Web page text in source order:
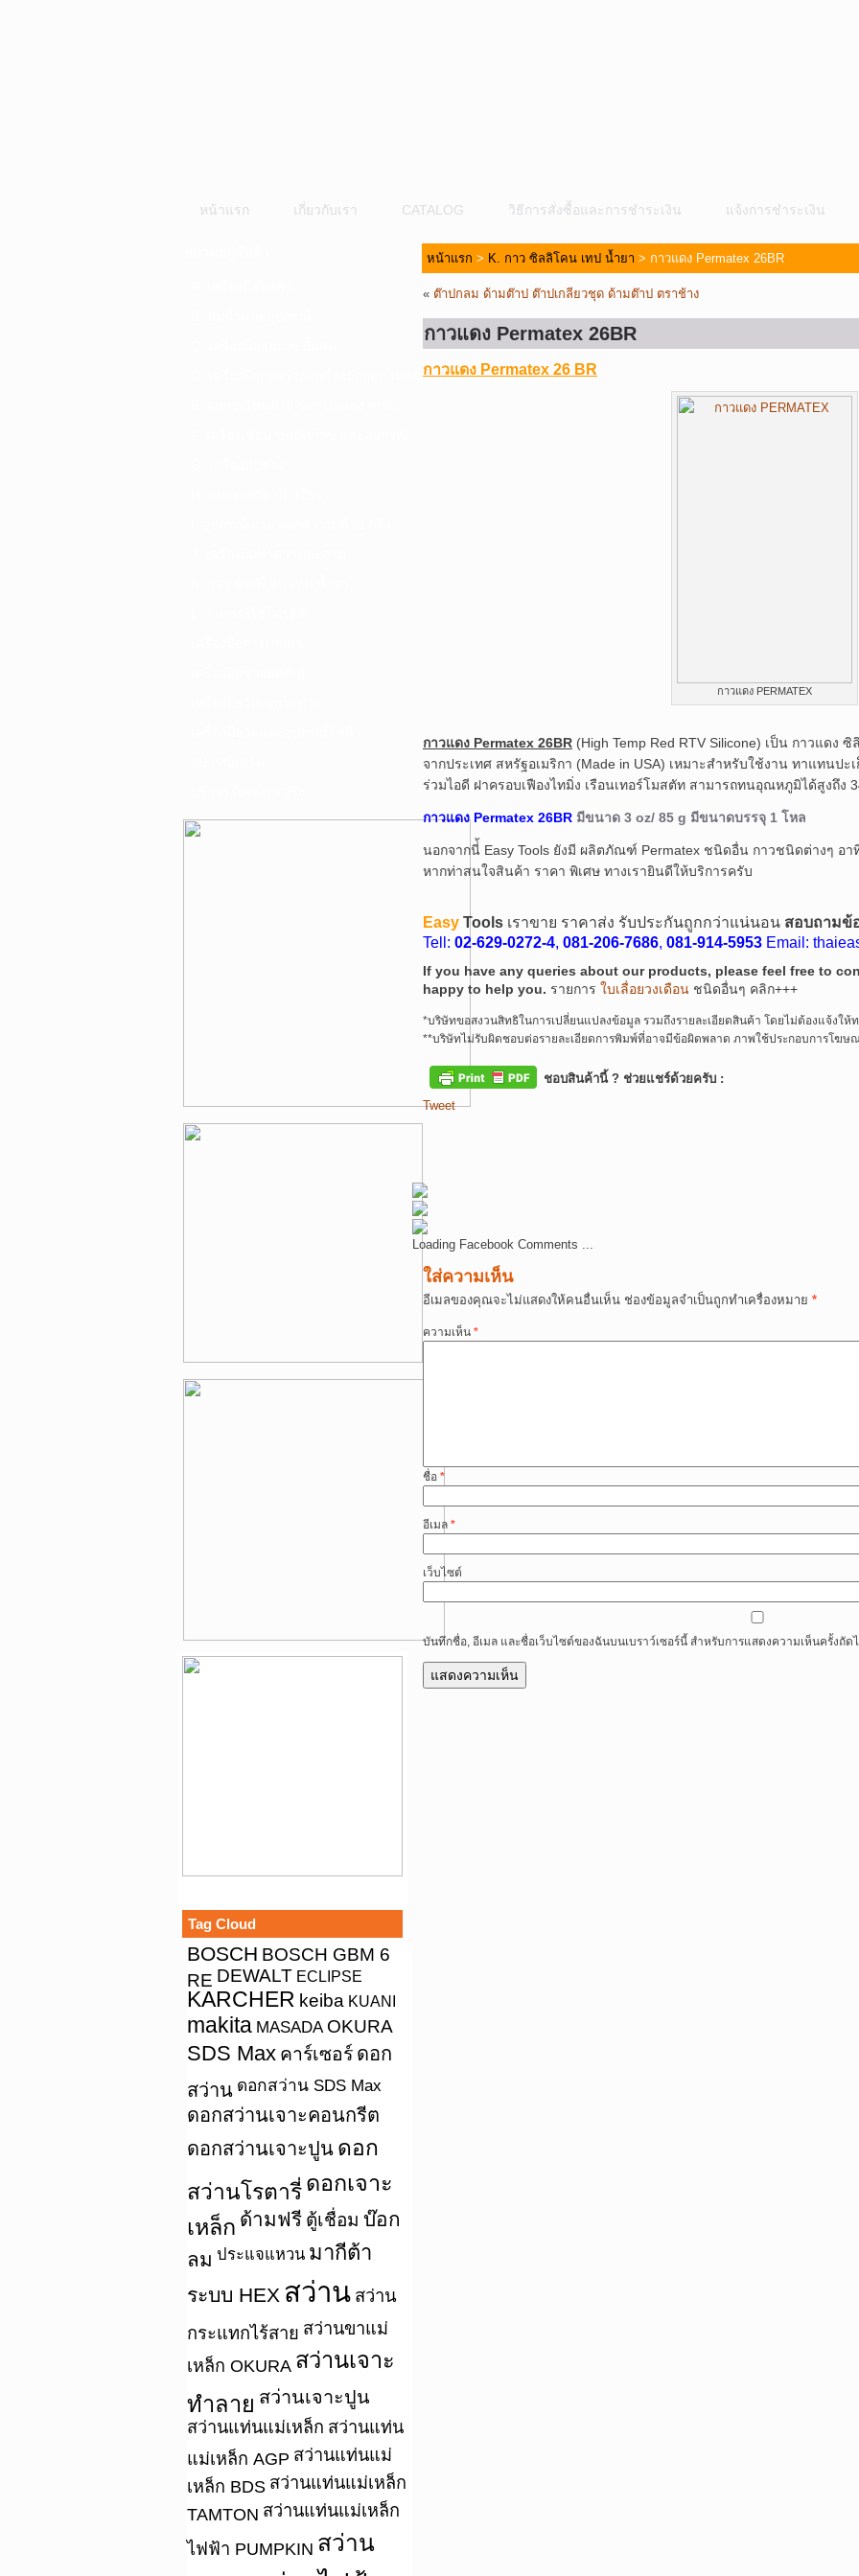
หน้าแรก เกี่ยวกับเรา CATALOG วิธีการสั่งซื้อและการชำระเงิน แจ้งการชำระเงิน
D. เครื่องมือก่อสร้าง-เครื่องมืออุตสาหกรรม
Tag Cloud
BOSCH BOSCH GBM 6
RE DEWALT ECLIPSE
KARCHER keiba KUANI
makita MASADA OKURA
SDS Max คาร์เซอร์ ดอก
สว่าน ดอกสว่าน SDS Max
ดอกสว่านเจาะคอนกรีต
ดอกสว่านเจาะปูน ดอก
สว่านโรตารี่ ดอกเจาะ
เหล็ก ด้ามฟรี ตู้เชื่อม บ๊อก
ลม ประแจแหวน มากีต้า
ระบบ HEX สว่าน สว่าน
กระแทกไร้สาย สว่านขาแม่
เหล็ก OKURA สว่านเจาะ
ทำลาย สว่านเจาะปูน
สว่านแท่นแม่เหล็ก สว่านแท่น
แม่เหล็ก AGP สว่านแท่นแม่
เหล็ก BDS สว่านแท่นแม่เหล็ก
TAMTON สว่านแท่นแม่เหล็ก
ไฟฟ้า PUMPKIN สว่าน
หน้าแรก > K. กาว ซิลลิโคน เทป น้ำยา > กาวแดง Permatex 26BR
« ต๊าปกลม ด้ามต๊าป ต๊าปเกลียวชุด ด้ามต๊าป ตราช้าง
กาวแดง Permatex 26BR
กาวแดง Permatex 26 BR
กาวแดง PERMATEX
กาวแดง Permatex 26BR (High Temp Red RTV Silicone) เป็น กาวแด
จากประเทศ สหรัฐอเมริกา (Made in USA) เหมาะสำหรับใช้งาน ทาแทนป
ร่วมไอดี ฝาครอบเฟืองไทมิ่ง เรือนเทอร์โมสตัท สามารถทนอุณหภูมิได้สูงถึง
กาวแดง Permatex 26BR มีขนาด 3 oz/ 85 g มีขนาดบรรจุ 1 โหล
นอกจากนี่้ Easy Tools ยังมี ผลิตภัณฑ์ Permatex ชนิดอื่น กาวชนิดต่างๆ อ
หากท่าสนใจสินค้า ราคา พิเศษ ทางเรายินดีให้บริการครับ
Easy Tools เราขาย ราคาส่ง รับประกันถูกกว่าแน่นอน สอบถามข้
Tell: 02-629-0272-4, 081-206-7686, 081-914-5953 Email:
If you have any queries about our products, please feel free to
happy to help you. รายการ ใบเลื่อยวงเดือน ชนิดอื่นๆ คลิก+++
*บริษัทขอสงวนสิทธิในการเปลี่ยนแปลงข้อมูล รวมถึงรายละเอียดสินค้า โดยไม่ต้องแจ้งให้
**บริษัทไม่รับผิดชอบต่อรายละเอียดการพิมพ์ที่อาจมีข้อผิดพลาด ภาพใช้ประกอบการโฆษ
ชอบสินค้านี้ ? ช่วยแชร์ด้วยครับ :
Tweet
Loading Facebook Comments ...
ใส่ความเห็น
อีเมลของคุณจะไม่แสดงให้คนอื่นเห็น ช่องข้อมูลจำเป็นถูกทำเครื่องหมาย *
ความเห็น *
ชื่อ *
อีเมล *
เว็บไซต์
บันทึกชื่อ, อีเมล และชื่อเว็บไซต์ของฉันบนเบราว์เซอร์นี้ สำหรับการแสดงความเห็นครั้งถัด